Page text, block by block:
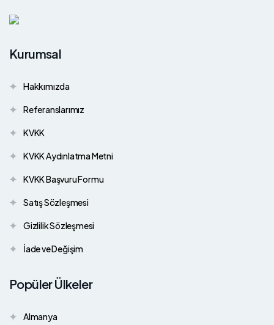
Kurumsal
Hakkımızda
Referanslarımız
KVKK
KVKK Aydınlatma Metni
KVKK Başvuru Formu
Satış Sözleşmesi
Gizlilik Sözleşmesi
İade ve Değişim
Popüler Ülkeler
Almanya